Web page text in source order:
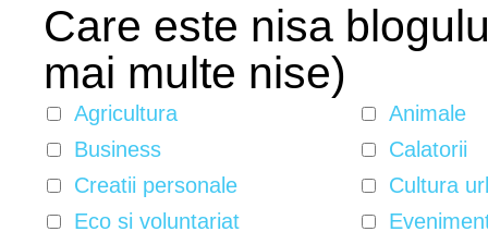
Care este nisa
mai multe nise)
Agricultura
Animale
Business
Calatorii
Creatii personale
Cultura
Eco si voluntariat